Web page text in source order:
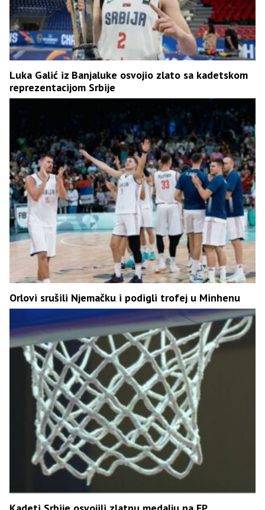
Luka Galić iz Banjaluke osvojio zlato sa kadetskom
reprezentacijom Srbije
Orlovi srušili Njemačku i podigli trofej u Minhenu